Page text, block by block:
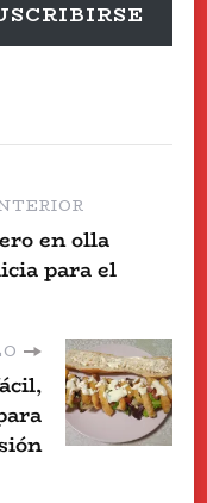
en olla
para el